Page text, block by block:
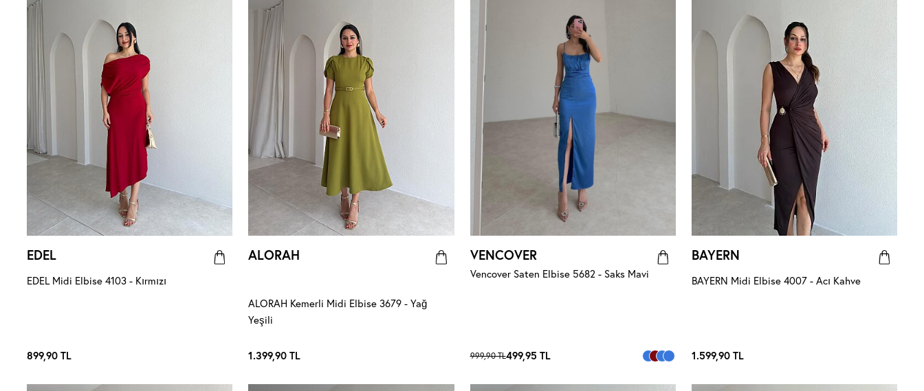
EDEL
EDEL Midi Elbise 4103 - Kırmızı
899,90 TL
ALORAH
ALORAH Kemerli Midi Elbise 3679 - Yağ
Yeşili
1.399,90 TL
VENCOVER
Vencover Saten Elbise 5682 - Saks Mavi
999,90TL499,95 TL
BAYERN
BAYERN Midi Elbise 4007 - Acı Kahve
1.599,90TL